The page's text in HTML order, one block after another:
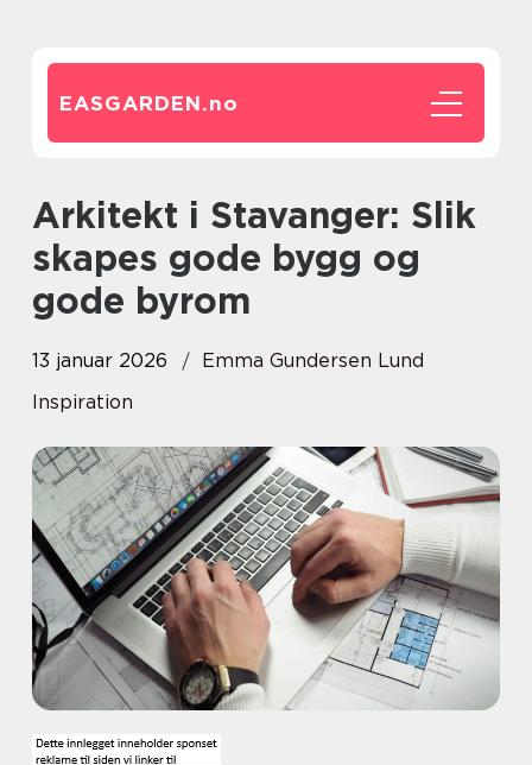
EASGARDEN.no
Arkitekt i Stavanger: Slik
skapes gode bygg og
gode byrom
13 januar 2026
Emma Gundersen Lund
Inspiration